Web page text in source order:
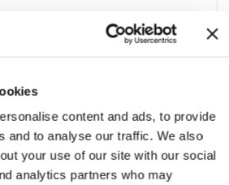
content and ads, to provide
and to analyse our traffic. We also
your use of our site with our social
analytics partners who may
bachelor in
internationale